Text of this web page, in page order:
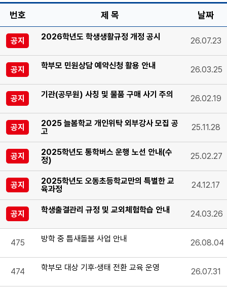
번호 제 목 날짜
공지 2026학년도 학생생활규정 개정 공시 26.07.23
공지 학부모 민원상담 예약신청 활용 안내 26.03.25
공지 기관(공무원) 사칭 및 물품 구매 사기 주의 26.02.19
공지
2025 늘봄학교 개인위탁 외부강사 모집 공
고
25.11.28
공지
2025학년도 통학버스 운행 노선 안내(수
정)
25.02.27
공지
2025학년도 오동초등학교만의 특별한 교
육과정
24.12.17
공지 학생출결관리 규정 및 교외체험학습 안내 24.03.26
475 방학 중 틈새돌봄 사업 안내 26.08.04
474 학부모 대상 기후·생태 전환 교육 운영 26.07.31